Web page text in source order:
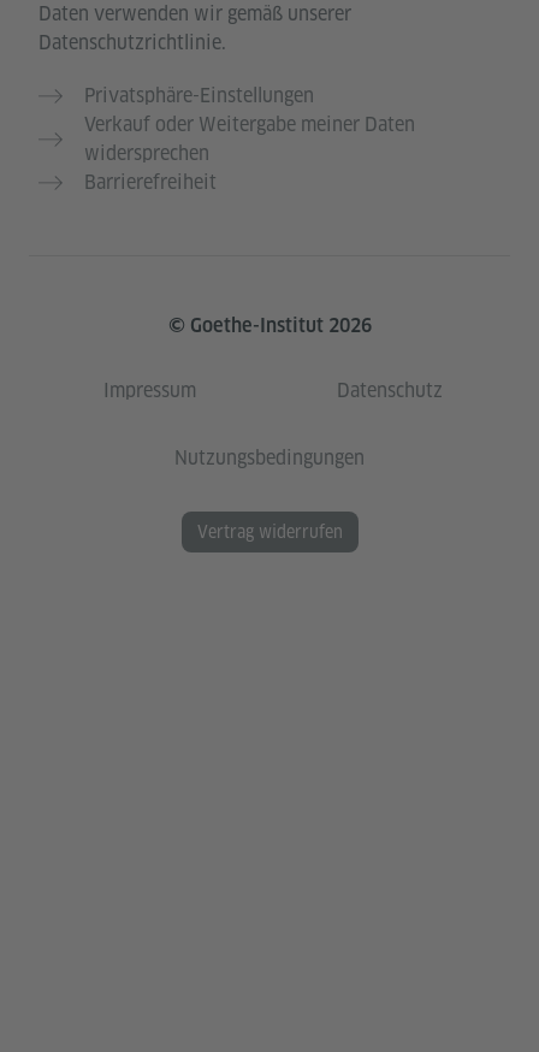
Daten verwenden wir gemäß unserer
Datenschutzrichtlinie.
Privatsphäre-Einstellungen
Verkauf oder Weitergabe meiner Daten
widersprechen
Barrierefreiheit
© Goethe-Institut 2026
Impressum Datenschutz
Nutzungsbedingungen
Vertrag widerrufen